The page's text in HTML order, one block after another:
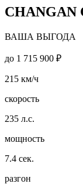
CHANGAN
ВАША ВЫГОДА
до 1 715 900 ₽
215 км/ч
скорость
235 л.с.
мощность
7.4 сек.
разгон